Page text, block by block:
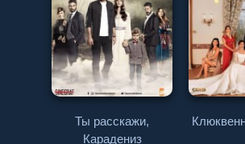
Ты расскажи,
Карадениз